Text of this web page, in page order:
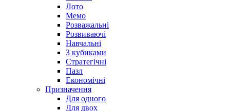
Лото
Мемо
Розважальні
Розвиваючі
Навчальні
З кубиками
Стратегічні
Пазл
Економічні
Призначення
Для одного
Для двох